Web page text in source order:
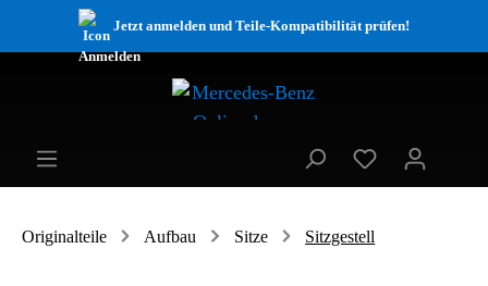
Jetzt anmelden und Teile-Kompatibilität prüfen!
Originalteile Aufbau Sitze Sitzgestell